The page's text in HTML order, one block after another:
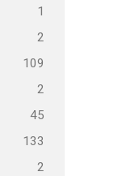
1
2
109
2
45
133
2